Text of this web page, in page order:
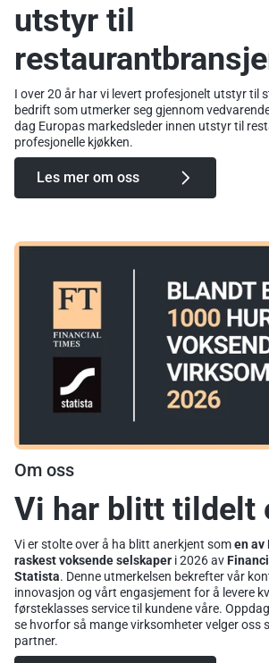
utstyr til
I over 20 år har vi levert profesjonelt utstyr til
bedrift som utmerker seg gjennom
dag Europas markedsleder innen utstyr til
profesjonelle kjøkken.
Les mer om oss
Om oss
Vi har blitt tildelt
Vi er stolte over å ha blitt anerkjent somen av
raskest voksende selskaper i 2026 av
Statista. Denne utmerkelsen bekrefter vår
innovasjon og vårt engasjement for å levere
førsteklasses service til kundene våre.
se hvorfor så mange virksomheter velger oss
partner.